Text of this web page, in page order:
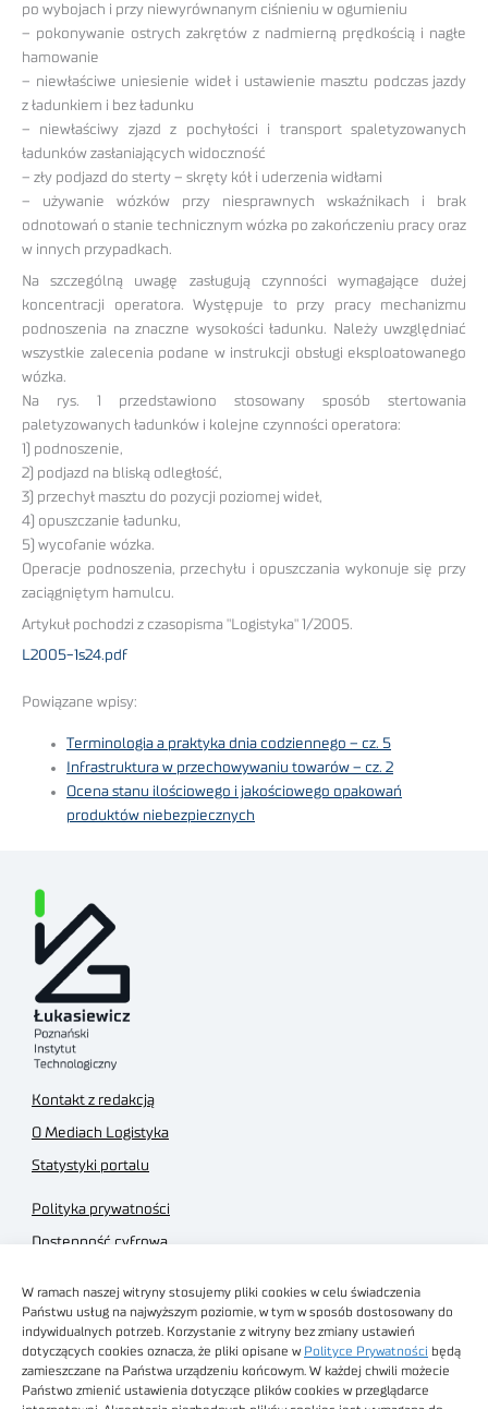
W ramach naszej witryny stosujemy pliki cookies w celu świadczenia
Państwu usług na najwyższym poziomie, w tym w sposób dostosowany do
indywidualnych potrzeb. Korzystanie z witryny bez zmiany ustawień
dotyczących cookies oznacza, że pliki opisane w Polityce Prywatności będą
zamieszczane na Państwa urządzeniu końcowym. W każdej chwili możecie
Państwo zmienić ustawienia dotyczące plików cookies w przeglądarce
po wybojach i przy niewyrównanym ciśnieniu w ogumieniu
– pokonywanie ostrych zakrętów z nadmierną prędkością i nagłe
hamowanie
– niewłaściwe uniesienie wideł i ustawienie masztu podczas jazdy
z ładunkiem i bez ładunku
– niewłaściwy zjazd z pochyłości i transport spaletyzowanych
ładunków zasłaniających widoczność
– zły podjazd do sterty – skręty kół i uderzenia widłami
– używanie wózków przy niesprawnych wskaźnikach i brak
odnotowań o stanie technicznym wózka po zakończeniu pracy oraz
w innych przypadkach.
Na szczególną uwagę zasługują czynności wymagające dużej
koncentracji operatora. Występuje to przy pracy mechanizmu
podnoszenia na znaczne wysokości ładunku. Należy uwzględniać
wszystkie zalecenia podane w instrukcji obsługi eksploatowanego
wózka.
Na rys. 1 przedstawiono stosowany sposób stertowania
paletyzowanych ładunków i kolejne czynności operatora:
1) podnoszenie,
2) podjazd na bliską odległość,
3) przechył masztu do pozycji poziomej wideł,
4) opuszczanie ładunku,
5) wycofanie wózka.
Operacje podnoszenia, przechyłu i opuszczania wykonuje się przy
zaciągniętym hamulcu.
Artykuł pochodzi z czasopisma "Logistyka" 1/2005.
L2005-1s24.pdf
Powiązane wpisy:
Terminologia a praktyka dnia codziennego – cz. 5
Infrastruktura w przechowywaniu towarów – cz. 2
Ocena stanu ilościowego i jakościowego opakowań
produktów niebezpiecznych
Kontakt z redakcją
O Mediach Logistyka
Statystyki portalu
Polityka prywatności
Dostępność cyfrowa
Regulamin sklepu